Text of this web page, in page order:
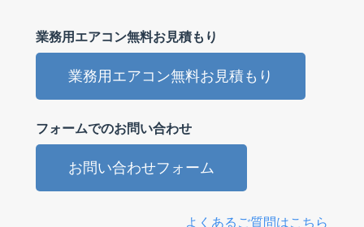
業務用エアコン無料お見積もり
業務用エアコン無料お見積もり
フォームでのお問い合わせ
お問い合わせフォーム
よくあるご質問はこちら